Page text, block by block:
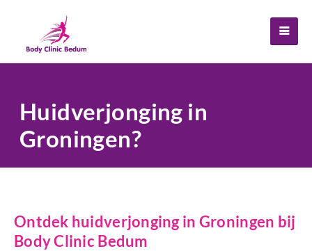
Huidverjonging in
Groningen?
Ontdek huidverjonging in Groningen bij
Body Clinic Bedum